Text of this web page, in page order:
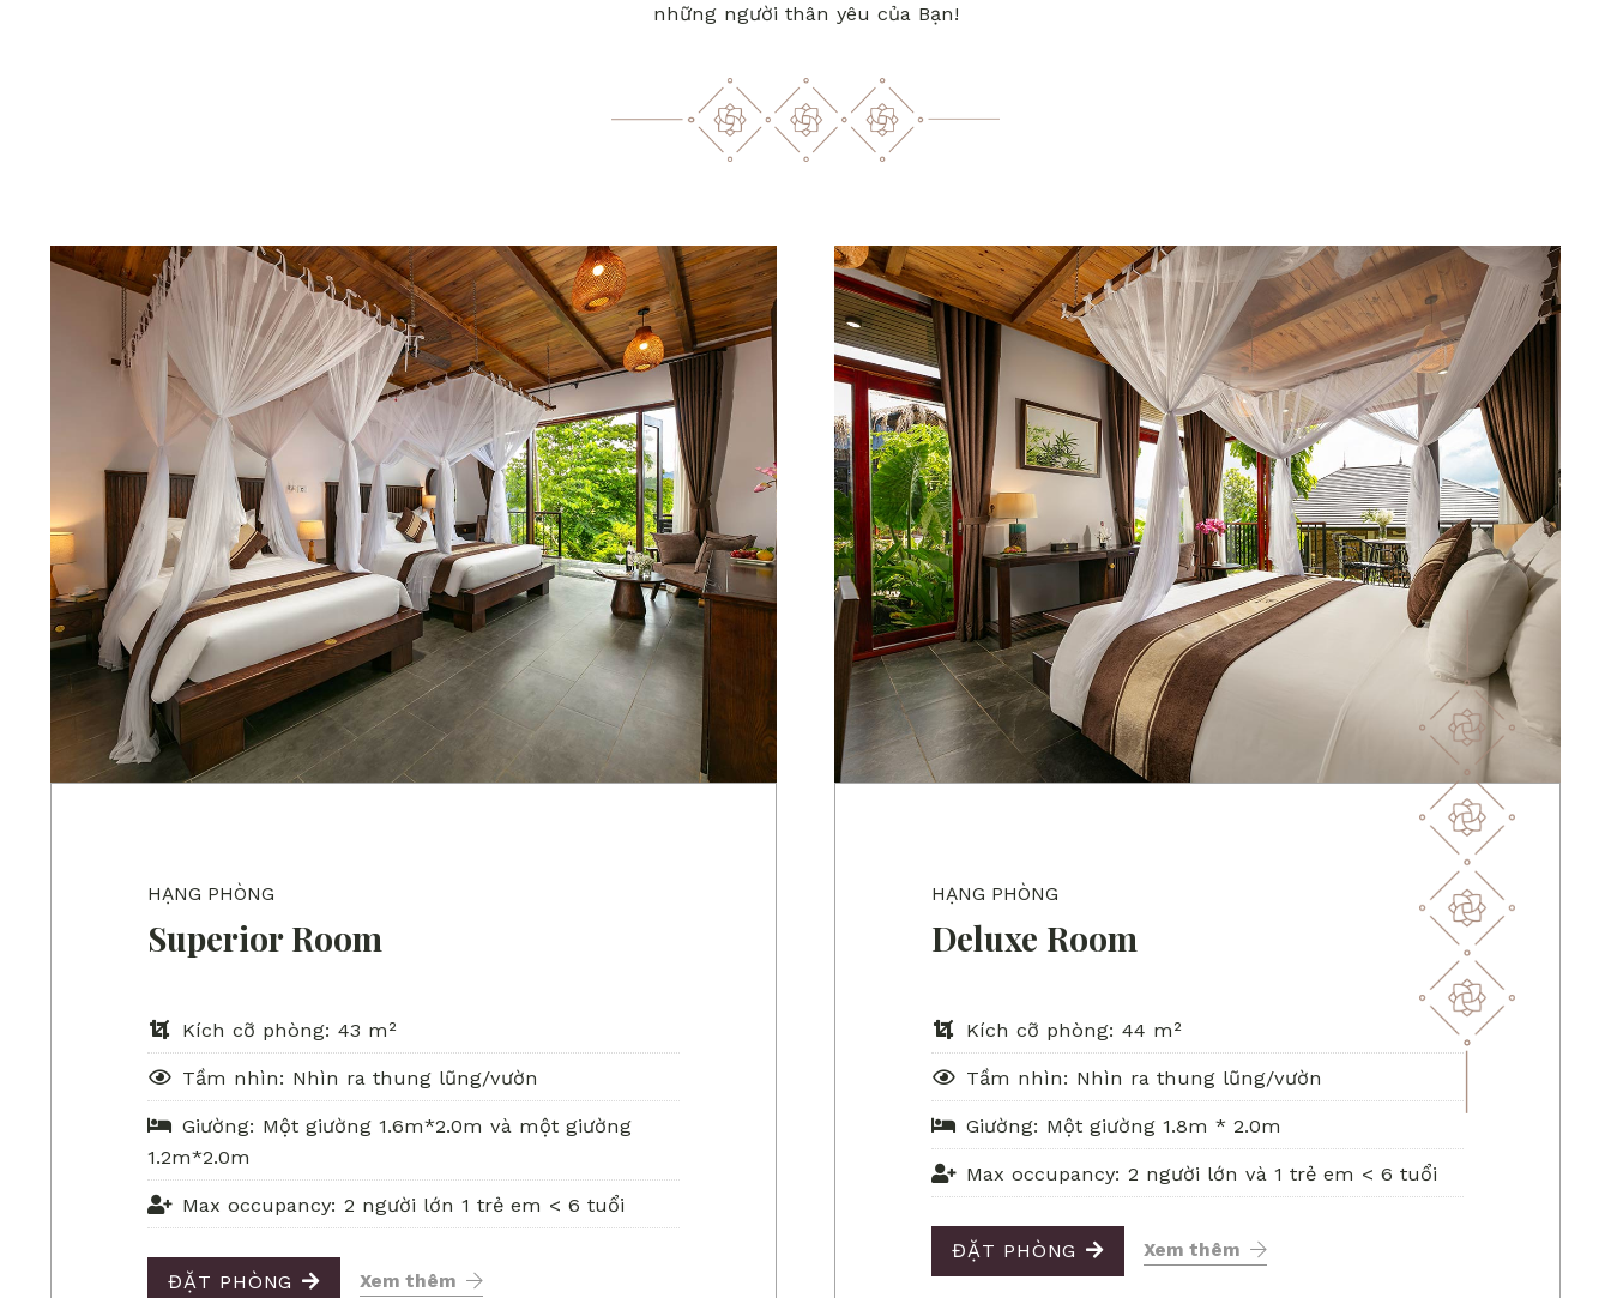
những người thân yêu của Bạn!
HẠNG PHÒNG
Superior Room
Kích cỡ phòng: 43 m²
Tầm nhìn: Nhìn ra thung lũng/vườn
Giường: Một giường 1.6m*2.0m và một giường
1.2m*2.0m
Max occupancy: 2 người lớn 1 trẻ em < 6 tuổi
ĐẶT PHÒNG Xem thêm
HẠNG PHÒNG
Deluxe Room
Kích cỡ phòng: 44 m²
Tầm nhìn: Nhìn ra thung lũng/vườn
Giường: Một giường 1.8m * 2.0m
Max occupancy: 2 người lớn và 1 trẻ em < 6 tuổi
ĐẶT PHÒNG Xem thêm